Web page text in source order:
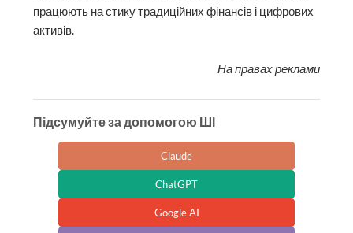
працюють на стику традиційних фінансів і цифрових
активів.
На правах реклами
Підсумуйте за допомогою ШІ
Claude
ChatGPT
Google AI